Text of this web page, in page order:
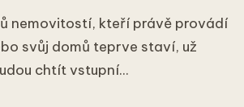
nemovitostí, kteří právě provádí
svůj domů teprve staví, už
chtít vstupní...